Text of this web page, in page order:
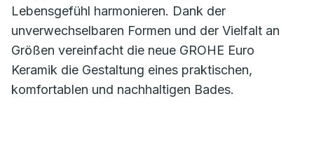
Lebensgefühl harmonieren. Dank der
unverwechselbaren Formen und der Vielfalt an
Größen vereinfacht die neue GROHE Euro
Keramik die Gestaltung eines praktischen,
komfortablen und nachhaltigen Bades.